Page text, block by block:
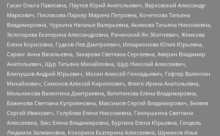
Гасан Ольга Павловна, Паутов Юрий Анатольевич, Верховский Александр
Маркович, Пислакова-Паркер Марина Петровна, Кочеткова Татьяна
Владимировна, Чуркина Наталья Валерьевна, Акимова Татьяна Николаевна,
Золотарева Екатерина Александровна, Рачинский Ян Збигневич, Жемкова
Елена Борисовна, Гудков Лев Дмитриевич, Илларионова Юлия Юрьевна,
Саранг Анна Васильевна, Захарова Светлана Сергеевна, Аверин Владимир
Анатольевич, Щур Татьяна Михайловна, Щур Николай Алексеевич,
Блинушов Андрей Юрьевич, Мосин Алексей Геннадьевич, Гефтер Валентин
Михайлович, Симонов Алексей Кириллович, Флиге Ирина Анатольевна,
Мельникова Валентина Дмитриевна, Вититинова Елена Владимировна,
Баженова Светлана Куприяновна, Максимов Сергей Владимирович, Беляев
Сергей Иванович, Голубева Елена Николаевна, Ганнушкина Светлана
Алексеевна, Закс Елена Владимировна, Буртина Елена Юрьевна, Гендель
Людмила Залмановна, Кокорина Екатерина Алексеевна, Шуманов Илья